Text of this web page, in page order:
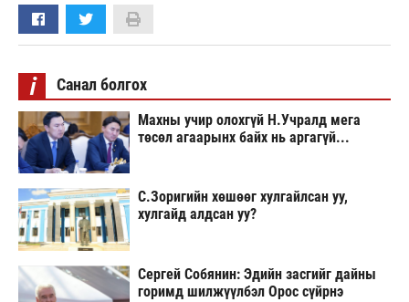
i Санал болгох
Махны учир олохгүй Н.Учралд мега
төсөл агаарынх байх нь аргагүй...
С.Зоригийн хөшөөг хулгайлсан уу,
хулгайд алдсан уу?
Сергей Собянин: Эдийн засгийг дайны
горимд шилжүүлбэл Орос сүйрнэ